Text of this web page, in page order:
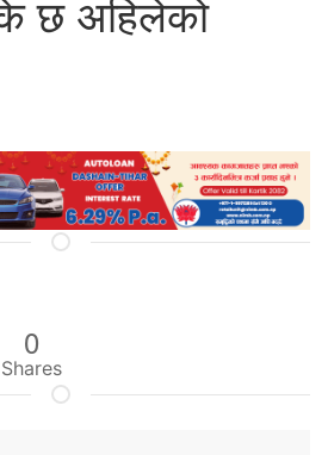
छ अहिलेको
0
Shares